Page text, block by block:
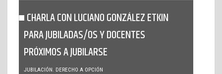
CHARLA CON LUCIANO GONZÁLEZ ETKIN
PARA JUBILADAS/OS Y DOCENTES
PRÓXIMOS A JUBILARSE
JUBILACIÓN. DERECHO A OPCIÓN